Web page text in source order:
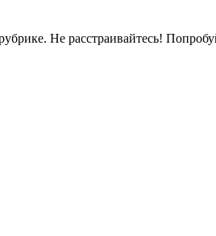
Не расстраивайтесь!